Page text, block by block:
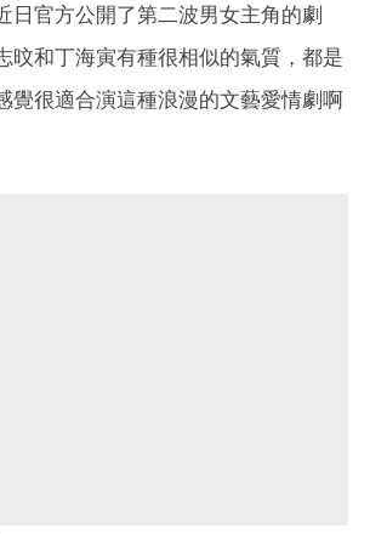
日官方公開了第二波男女主角的劇
旼和丁海寅有種很相似的氣質，都是
覺很適合演這種浪漫的文藝愛情劇啊